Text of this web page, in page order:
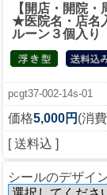
【開店・開院・
★医院名・店名
ルーン３個入り
pcgt37-002-14s-01
価格5,000円 (消
[ 送料込 ]
シールのデザイ